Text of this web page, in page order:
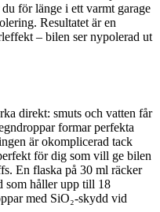
för länge i ett varmt garage
Resultatet är en
– bilen ser nypolerad ut
direkt: smuts och vatten får
formar perfekta
är okomplicerad tack
för dig som vill ge bilen
En flaska på 30 ml räcker
som håller upp till 18
med SiO₂-skydd vid